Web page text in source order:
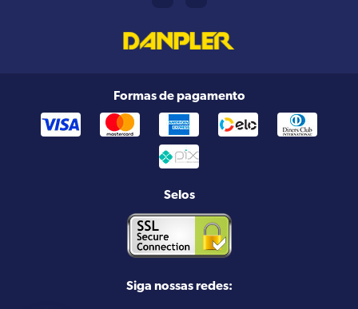
Formas de pagamento
Selos
Siga nossas redes: